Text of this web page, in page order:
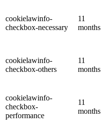
cookielawinfo-
checkbox-necessary
11
months
cookielawinfo-
checkbox-others
11
months
cookielawinfo-
checkbox-
performance
11
months